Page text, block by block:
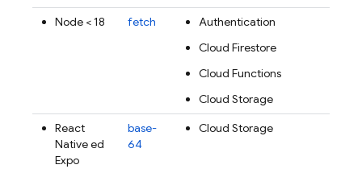
Node < 18
fetch
Authentication
Cloud Firestore
Cloud Functions
Cloud Storage
React
Native ed
Expo
base-
64
Cloud Storage